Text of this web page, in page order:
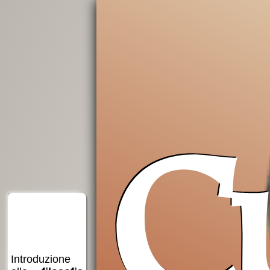
Grazie,
Insostituibile